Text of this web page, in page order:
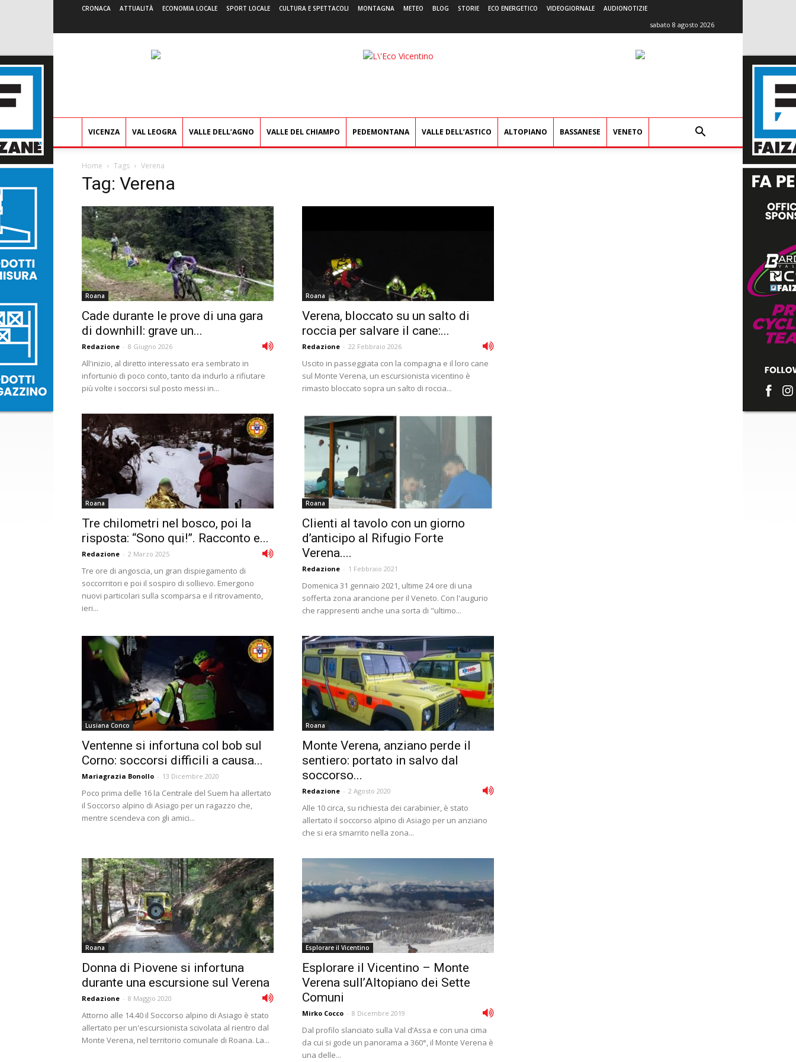
CRONACA ATTUALITÀ ECONOMIA LOCALE SPORT LOCALE CULTURA E SPETTACOLI MONTAGNA METEO BLOG STORIE ECO ENERGETICO VIDEOGIORNALE AUDIONOTIZIE
sabato 8 agosto 2026
L'Eco
VICENZA VAL LEOGRA VALLE DELL’AGNO VALLE DEL CHIAMPO PEDEMONTANA VALLE DELL’ASTICO ALTOPIANO BASSANESE VENETO
Home Tags Verena
Tag: Verena
Roana
Cade durante le prove di una gara
di downhill: grave un...
Redazione - 8 Giugno 2026
All'inizio, al diretto interessato era sembrato in
infortunio di poco conto, tanto da indurlo a rifiutare
più volte i soccorsi sul posto messi in...
Roana
Verena, bloccato su un salto di
roccia per salvare il cane:...
Redazione - 22 Febbraio 2026
Uscito in passeggiata con la compagna e il loro cane
sul Monte Verena, un escursionista vicentino è
rimasto bloccato sopra un salto di roccia...
Roana
Tre chilometri nel bosco, poi la
risposta: “Sono qui!”. Racconto e...
Redazione - 2 Marzo 2025
Tre ore di angoscia, un gran dispiegamento di
soccorritori e poi il sospiro di sollievo. Emergono
nuovi particolari sulla scomparsa e il ritrovamento,
ieri...
Roana
Clienti al tavolo con un giorno
d’anticipo al Rifugio Forte
Verena....
Redazione - 1 Febbraio 2021
Domenica 31 gennaio 2021, ultime 24 ore di una
sofferta zona arancione per il Veneto. Con l'augurio
che rappresenti anche una sorta di "ultimo...
Lusiana Conco
Ventenne si infortuna col bob sul
Corno: soccorsi difficili a causa...
Mariagrazia Bonollo - 13 Dicembre 2020
Poco prima delle 16 la Centrale del Suem ha allertato
il Soccorso alpino di Asiago per un ragazzo che,
mentre scendeva con gli amici...
Roana
Monte Verena, anziano perde il
sentiero: portato in salvo dal
soccorso...
Redazione - 2 Agosto 2020
Alle 10 circa, su richiesta dei carabinier, è stato
allertato il soccorso alpino di Asiago per un anziano
che si era smarrito nella zona...
Roana
Donna di Piovene si infortuna
durante una escursione sul Verena
Redazione - 8 Maggio 2020
Attorno alle 14.40 il Soccorso alpino di Asiago è stato
allertato per un'escursionista scivolata al rientro dal
Monte Verena, nel territorio comunale di Roana. La...
Esplorare il Vicentino
Esplorare il Vicentino – Monte
Verena sull’Altopiano dei Sette
Comuni
Mirko Cocco - 8 Dicembre 2019
Dal profilo slanciato sulla Val d’Assa e con una cima
da cui si gode un panorama a 360°, il Monte Verena è
una delle...